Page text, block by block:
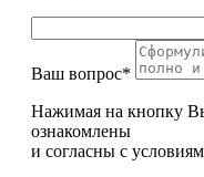
Ваш вопрос*
Нажимая на кнопку
ознакомлены
и согласны с